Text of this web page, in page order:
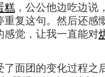
糕 ，公公他边吃边说
复这句。然后还感
感觉，让我一直能对
了面团的变化过程之